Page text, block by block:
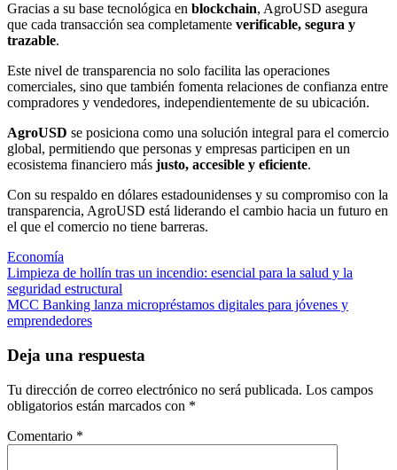
Gracias a su base tecnológica en blockchain, AgroUSD asegura
que cada transacción sea completamente verificable, segura y
trazable.
Este nivel de transparencia no solo facilita las operaciones
comerciales, sino que también fomenta relaciones de confianza entre
compradores y vendedores, independientemente de su ubicación.
AgroUSD se posiciona como una solución integral para el comercio
global, permitiendo que personas y empresas participen en un
ecosistema financiero más justo, accesible y eficiente.
Con su respaldo en dólares estadounidenses y su compromiso con la
transparencia, AgroUSD está liderando el cambio hacia un futuro en
el que el comercio no tiene barreras.
Economía
Navegación
de
entradas
Limpieza de hollín tras un incendio: esencial para la salud y la
seguridad estructural
MCC Banking lanza micropréstamos digitales para jóvenes y
emprendedores
Deja una respuesta
Tu dirección de correo electrónico no será publicada. Los campos
obligatorios están marcados con *
Comentario *